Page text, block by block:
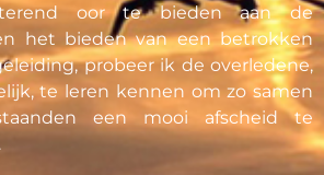
oor te bieden aan de
het bieden van een betrokken
probeer ik de overledene,
te leren kennen om zo samen
een mooi afscheid te